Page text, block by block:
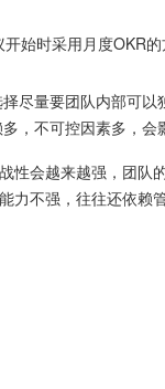
始时采用月度OKR
尽量要团队内部可
，不可控因素多，会
性会越来越强，团
力不强，往往还依赖